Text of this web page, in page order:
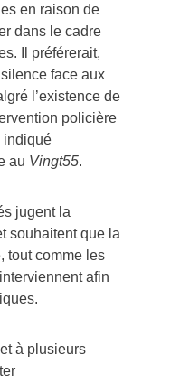
en raison de
dans le cadre
Il préférerait,
face aux
l’existence de
policière
indiqué
au Vingt55.
jugent la
souhaitent que la
tout comme les
afin
à plusieurs